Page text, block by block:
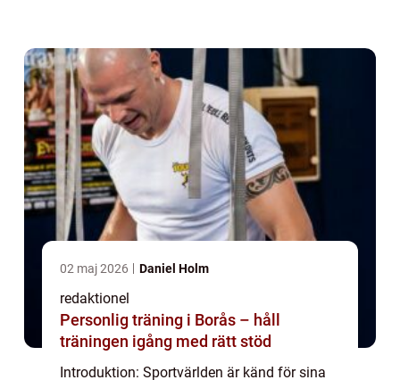
02 maj 2026 Daniel Holm
redaktionel
Personlig träning i Borås – håll
träningen igång med rätt stöd
Introduktion: Sportvärlden är känd för sina